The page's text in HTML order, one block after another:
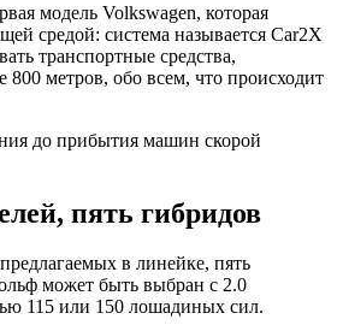
модель Volkswagen, которая
средой: система называется Car2X
транспортные средства,
метров, обо всем, что происходит
до прибытия машин скорой
пять гибридов
в линейке, пять
может быть выбран с 2.0
115 или 150 лошадиных сил.